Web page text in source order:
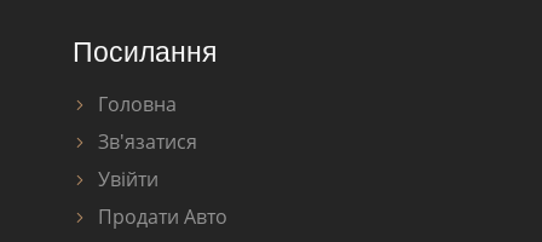
Посилання
Головна
Зв'язатися
Увійти
Продати Авто